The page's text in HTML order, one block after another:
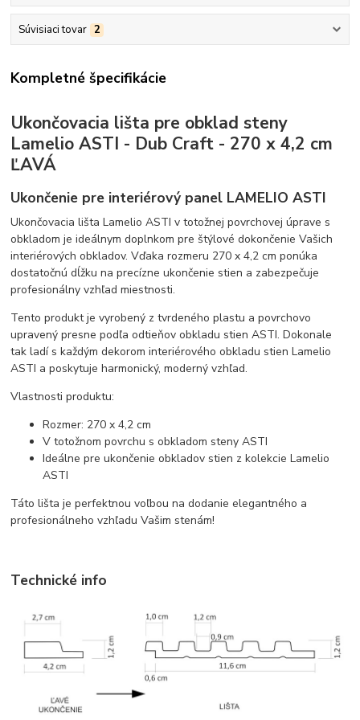
Súvisiaci tovar 2
Kompletné špecifikácie
Ukončovacia lišta pre obklad steny
Lamelio ASTI - Dub Craft - 270 x 4,2 cm
ĽAVÁ
Ukončenie pre interiérový panel LAMELIO ASTI
Ukončovacia lišta Lamelio ASTI v totožnej povrchovej úprave s
obkladom je ideálnym doplnkom pre štýlové dokončenie Vašich
interiérových obkladov. Vďaka rozmeru 270 x 4,2 cm ponúka
dostatočnú dĺžku na precízne ukončenie stien a zabezpečuje
profesionálny vzhľad miestnosti.
Tento produkt je vyrobený z tvrdeného plastu a povrchovo
upravený presne podľa odtieňov obkladu stien ASTI. Dokonale
tak ladí s každým dekorom interiérového obkladu stien Lamelio
ASTI a poskytuje harmonický, moderný vzhľad.
Vlastnosti produktu:
Rozmer: 270 x 4,2 cm
V totožnom povrchu s obkladom steny ASTI
Ideálne pre ukončenie obkladov stien z kolekcie Lamelio
ASTI
Táto lišta je perfektnou voľbou na dodanie elegantného a
profesionálneho vzhľadu Vašim stenám!
Technické info